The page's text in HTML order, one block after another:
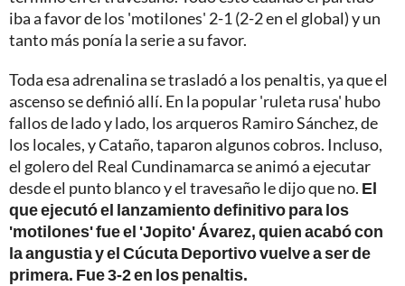
iba a favor de los 'motilones' 2-1 (2-2 en el global) y un
tanto más ponía la serie a su favor.
Toda esa adrenalina se trasladó a los penaltis, ya que el
ascenso se definió allí. En la popular 'ruleta rusa' hubo
fallos de lado y lado, los arqueros Ramiro Sánchez, de
los locales, y Cataño, taparon algunos cobros. Incluso,
el golero del Real Cundinamarca se animó a ejecutar
desde el punto blanco y el travesaño le dijo que no. El
que ejecutó el lanzamiento definitivo para los
'motilones' fue el 'Jopito' Ávarez, quien acabó con
la angustia y el Cúcuta Deportivo vuelve a ser de
primera. Fue 3-2 en los penaltis.